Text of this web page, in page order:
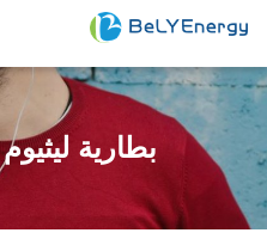
بطارية